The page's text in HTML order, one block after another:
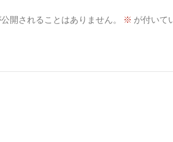
開されることはありません。 ※ が付いて